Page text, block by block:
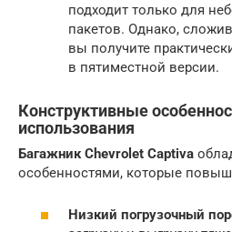
подходит только для
пакетов. Однако,
вы получите
в пятиместной версии.
Конструктивные
использования
Багажник Chevrolet Captiva
особенностями, которые
Низкий погрузочный